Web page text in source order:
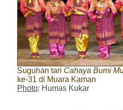
Suguhan tari Cahaya Bumi
ke-31 di Muara Kaman
Photo: Humas Kukar